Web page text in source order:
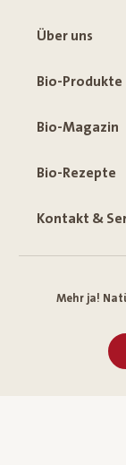
Über uns
Bio-Produkte
Bio-Magazin
Bio-Rezepte
Kontakt &
Mehr ja!